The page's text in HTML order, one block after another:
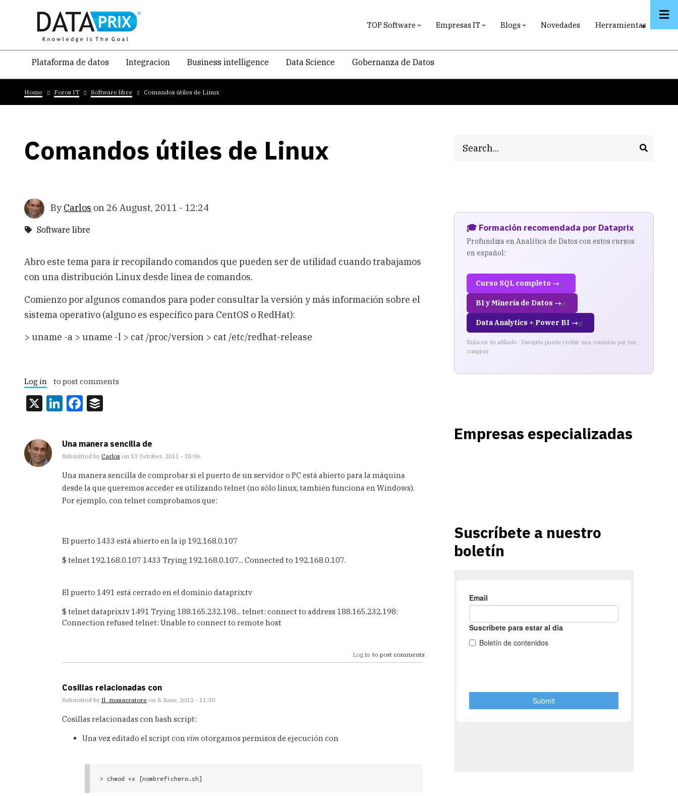
content
TOP Software Empresas IT Blogs Novedades Herramientas
Navegacion
temática
principal
Plataforma de datos Integracion Business intelligence Data Science Gobernanza de Datos
Breadcrumb
Home Foros IT Software libre Comandos útiles de Linux
Comandos útiles de Linux
By Carlos on 26 August, 2011 - 12:24
Software libre
Abro este tema para ir recopilando comandos que pueden ser de utilidad cuando trabajamos
con una distribución Linux desde linea de comandos.
Comienzo por algunos comandos para poder consultar la versión y más información sobre el
sistema operativo (alguno es específico para CentOS o RedHat):
> uname -a > uname -l > cat /proc/version > cat /etc/redhat-release
Log in to post comments
X LinkedIn
Facebook
Una manera sencilla de
Submitted by Carlos on 13 October, 2011 - 15:06
Una manera sencilla de comprobar si el puerto de un servidor o PC está abierto para la máquina
desde la que queremos acceder es utilizando telnet (no sólo linux, también funciona en Windows).
Por ejemplo, con telnet comprobamos que:
El puerto 1433 está abierto en la ip 192.168.0.107
$ telnet 192.168.0.107 1433 Trying 192.168.0.107... Connected to 192.168.0.107.
El puerto 1491 está cerrado en el dominio dataprix.tv
$ telnet dataprix.tv 1491 Trying 188.165.232.198... telnet: connect to address 188.165.232.198:
Connection refused telnet: Unable to connect to remote host
Log in to post comments
Cosillas relacionadas con
Submitted by Il_masacratore on 8 June, 2012 - 11:30
Cosillas relacionadas con bash script:
Una vez editado el script con vimotorgamos permisos de ejecución con
> chmod +x [nombrefichero.sh]
🎓 Formación recomendada por Dataprix
Profundiza en Analítica de Datos con estos cursos
en español:
Curso SQL completo →
BI y Minería de Datos →
Data Analytics + Power BI →
Enlaces de afiliado · Dataprix puede recibir una comisión por tus
compras
Empresas especializadas
Suscríbete a nuestro
boletín